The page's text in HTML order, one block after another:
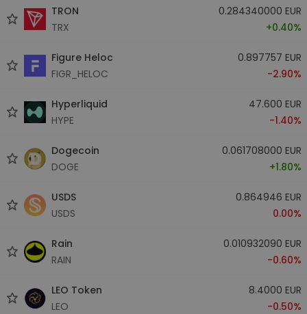
TRON
TRX
0.284340000 EUR
+0.40%
Figure Heloc
FIGR_HELOC
0.897757 EUR
-2.90%
Hyperliquid
HYPE
47.600 EUR
-1.40%
Dogecoin
DOGE
0.061708000 EUR
+1.80%
USDS
USDS
0.864946 EUR
0.00%
Rain
RAIN
0.010932090 EUR
-0.60%
LEO Token
LEO
8.4000 EUR
-0.50%